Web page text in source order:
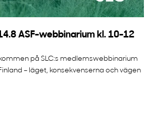
ASF-webbinarium kl. 10-12
på SLC:s medlemswebbinarium
– läget, konsekvenserna och vägen